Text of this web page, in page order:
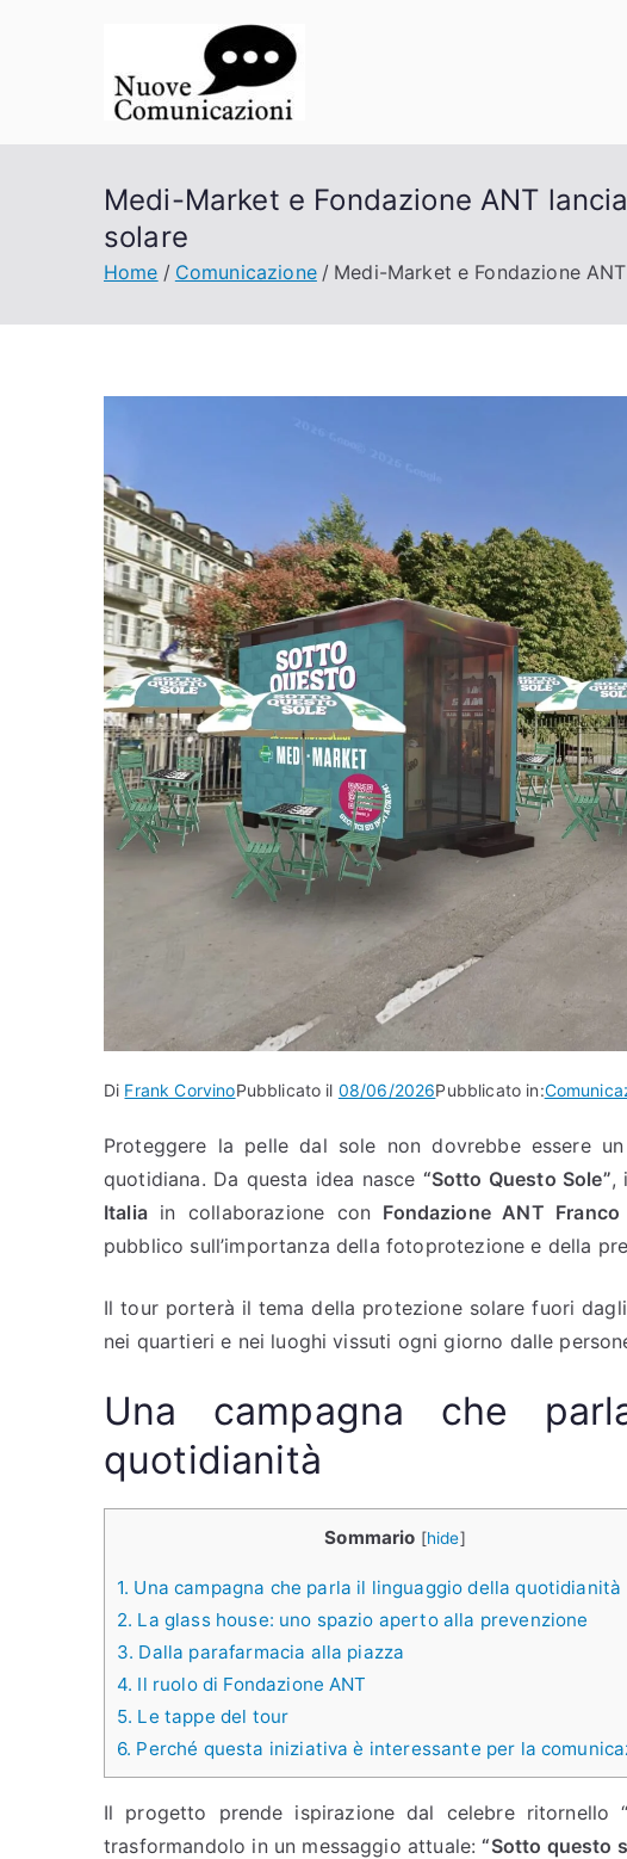
Medi-Market e Fondazione ANT
solare
Home Comunicazione Medi-Market e Fondazione
Di Frank CorvinoPubblicato il 08/06/2026Pubblicato in:
Proteggere la pelle dal sole non dovrebbe essere
quotidiana. Da questa idea nasce “Sotto Questo Sole”,
Italiain collaborazione con Fondazione ANT
pubblico sull’importanza della fotoprotezione e della
Il tour porterà il tema della protezione solare fuori
nei quartieri e nei luoghi vissuti ogni giorno dalle
Una campagna che
quotidianità
Sommario [hide]
1. Una campagna che parla il linguaggio della quotidianità
2. La glass house: uno spazio aperto alla prevenzione
3. Dalla parafarmacia alla piazza
4. Il ruolo di Fondazione ANT
5. Le tappe del tour
6. Perché questa iniziativa è interessante per la
Il progetto prende ispirazione dal celebre ritornello
trasformandolo in un messaggio attuale:“Sotto questo